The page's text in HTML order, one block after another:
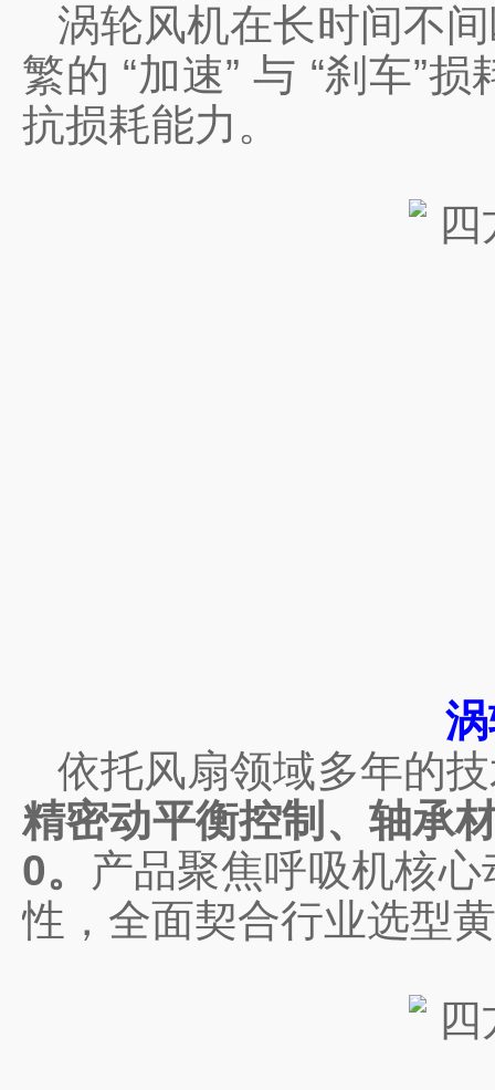
涡轮风机在长时间不
繁的 “加速” 与 “刹车”
抗损耗能力。
依托风扇领域多年的
精密动平衡控制、轴承
0。 产品聚焦呼吸机核
性，全面契合行业选型